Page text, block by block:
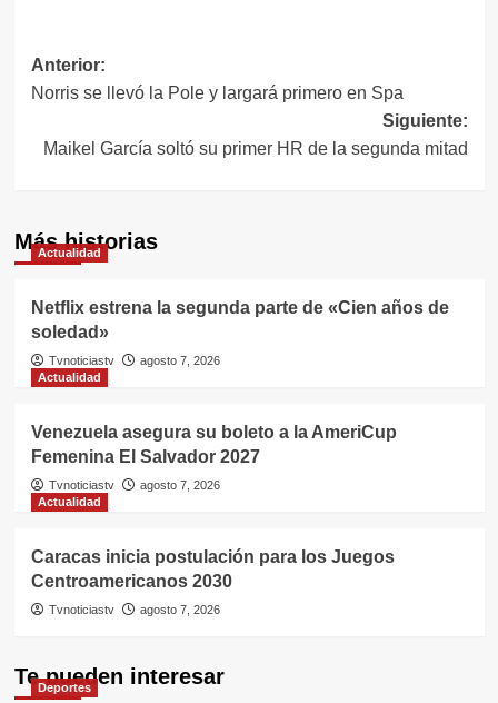
Navegación
de
entradas
Anterior:
Norris se llevó la Pole y largará primero en Spa
Siguiente:
Maikel García soltó su primer HR de la segunda mitad
Más historias
Actualidad
Netflix estrena la segunda parte de «Cien años de
soledad»
Tvnoticiastv
agosto 7, 2026
Actualidad
Venezuela asegura su boleto a la AmeriCup
Femenina El Salvador 2027
Tvnoticiastv
agosto 7, 2026
Actualidad
Caracas inicia postulación para los Juegos
Centroamericanos 2030
Tvnoticiastv agosto 7, 2026
Te pueden interesar
Deportes